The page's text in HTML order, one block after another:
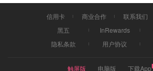
信用卡 商业合作 联系我们
黑五
InRewards
隐私条款
用户协议
触屏版 电脑版 下载App